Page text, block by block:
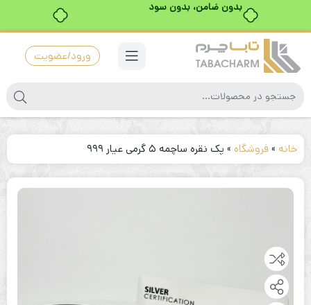
بدون ضامن، بدون سود
ورود/عضویت
خانه »فروشگاه » پک نقره ساچمه ۵ گرمی عیار ۹۹۹